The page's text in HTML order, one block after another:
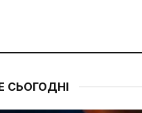
СЬОГОДНІ